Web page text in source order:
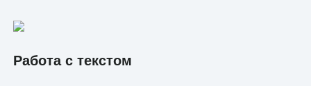
Работа с текстом